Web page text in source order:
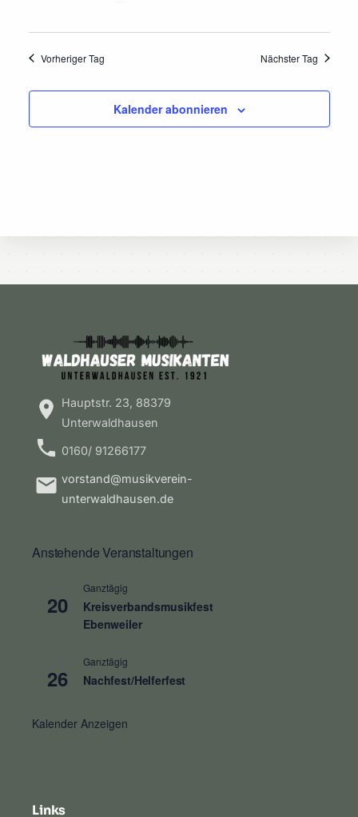
Vorheriger Tag Nächster Tag
Kalender abonnieren
Hauptstr. 23, 88379
Unterwaldhausen
0160/ 91266177
vorstand@musikverein-
unterwaldhausen.de
Anstehende Veranstaltungen
20
Ganztägig
Kreisverbandsmusikfest
Ebenweiler
26
Ganztägig
Nachfest/Helferfest
Kalender Anzeigen
Links